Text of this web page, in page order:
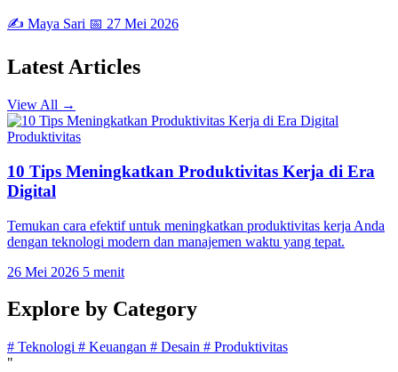
✍️ Maya Sari 📅 27 Mei 2026
Latest Articles
View All →
Produktivitas
10 Tips Meningkatkan Produktivitas Kerja di Era
Digital
Temukan cara efektif untuk meningkatkan produktivitas kerja Anda
dengan teknologi modern dan manajemen waktu yang tepat.
26 Mei 2026 5 menit
Explore by Category
# Teknologi # Keuangan # Desain # Produktivitas
"